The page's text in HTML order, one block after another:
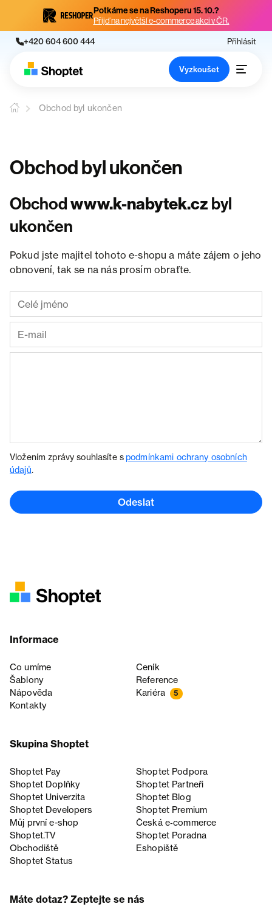
Potkáme se na Reshoperu 15. 10.?
Přijď na největší e-commerce akci v ČR.
+420 604 600 444 Přihlásit
Vyzkoušet
Obchod byl ukončen
Obchod byl ukončen
Obchodwww.k-nabytek.cz byl
ukončen
Pokud jste majitel tohoto e-shopu a máte zájem o jeho
obnovení, tak se na nás prosím obraťte.
Vložením zprávy souhlasíte spodmínkami ochrany osobních
údajů.
Odeslat
Informace
Co umíme
Ceník
Šablony
Reference
Nápověda
Kariéra 5
Kontakty
Skupina Shoptet
Shoptet Pay
Shoptet Podpora
Shoptet Doplňky
Shoptet Partneři
Shoptet Univerzita
Shoptet Blog
Shoptet Developers
Shoptet Premium
Můj první e-shop
Česká e‑commerce
Shoptet.TV
Shoptet Poradna
Obchodiště
Eshopiště
Shoptet Status
Máte dotaz? Zeptejte se nás